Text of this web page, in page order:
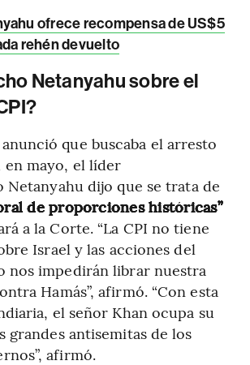
ofrece recompensa de US$5
rehén devuelto
Netanyahu sobre el
que buscaba el arresto
en mayo, el líder
Netanyahu dijo que se trata de
de proporciones históricas”
a la Corte. “La CPI no tiene
Israel y las acciones del
nos impedirán librar nuestra
Hamás”, afirmó. “Con esta
el señor Khan ocupa su
grandes antisemitas de los
afirmó.